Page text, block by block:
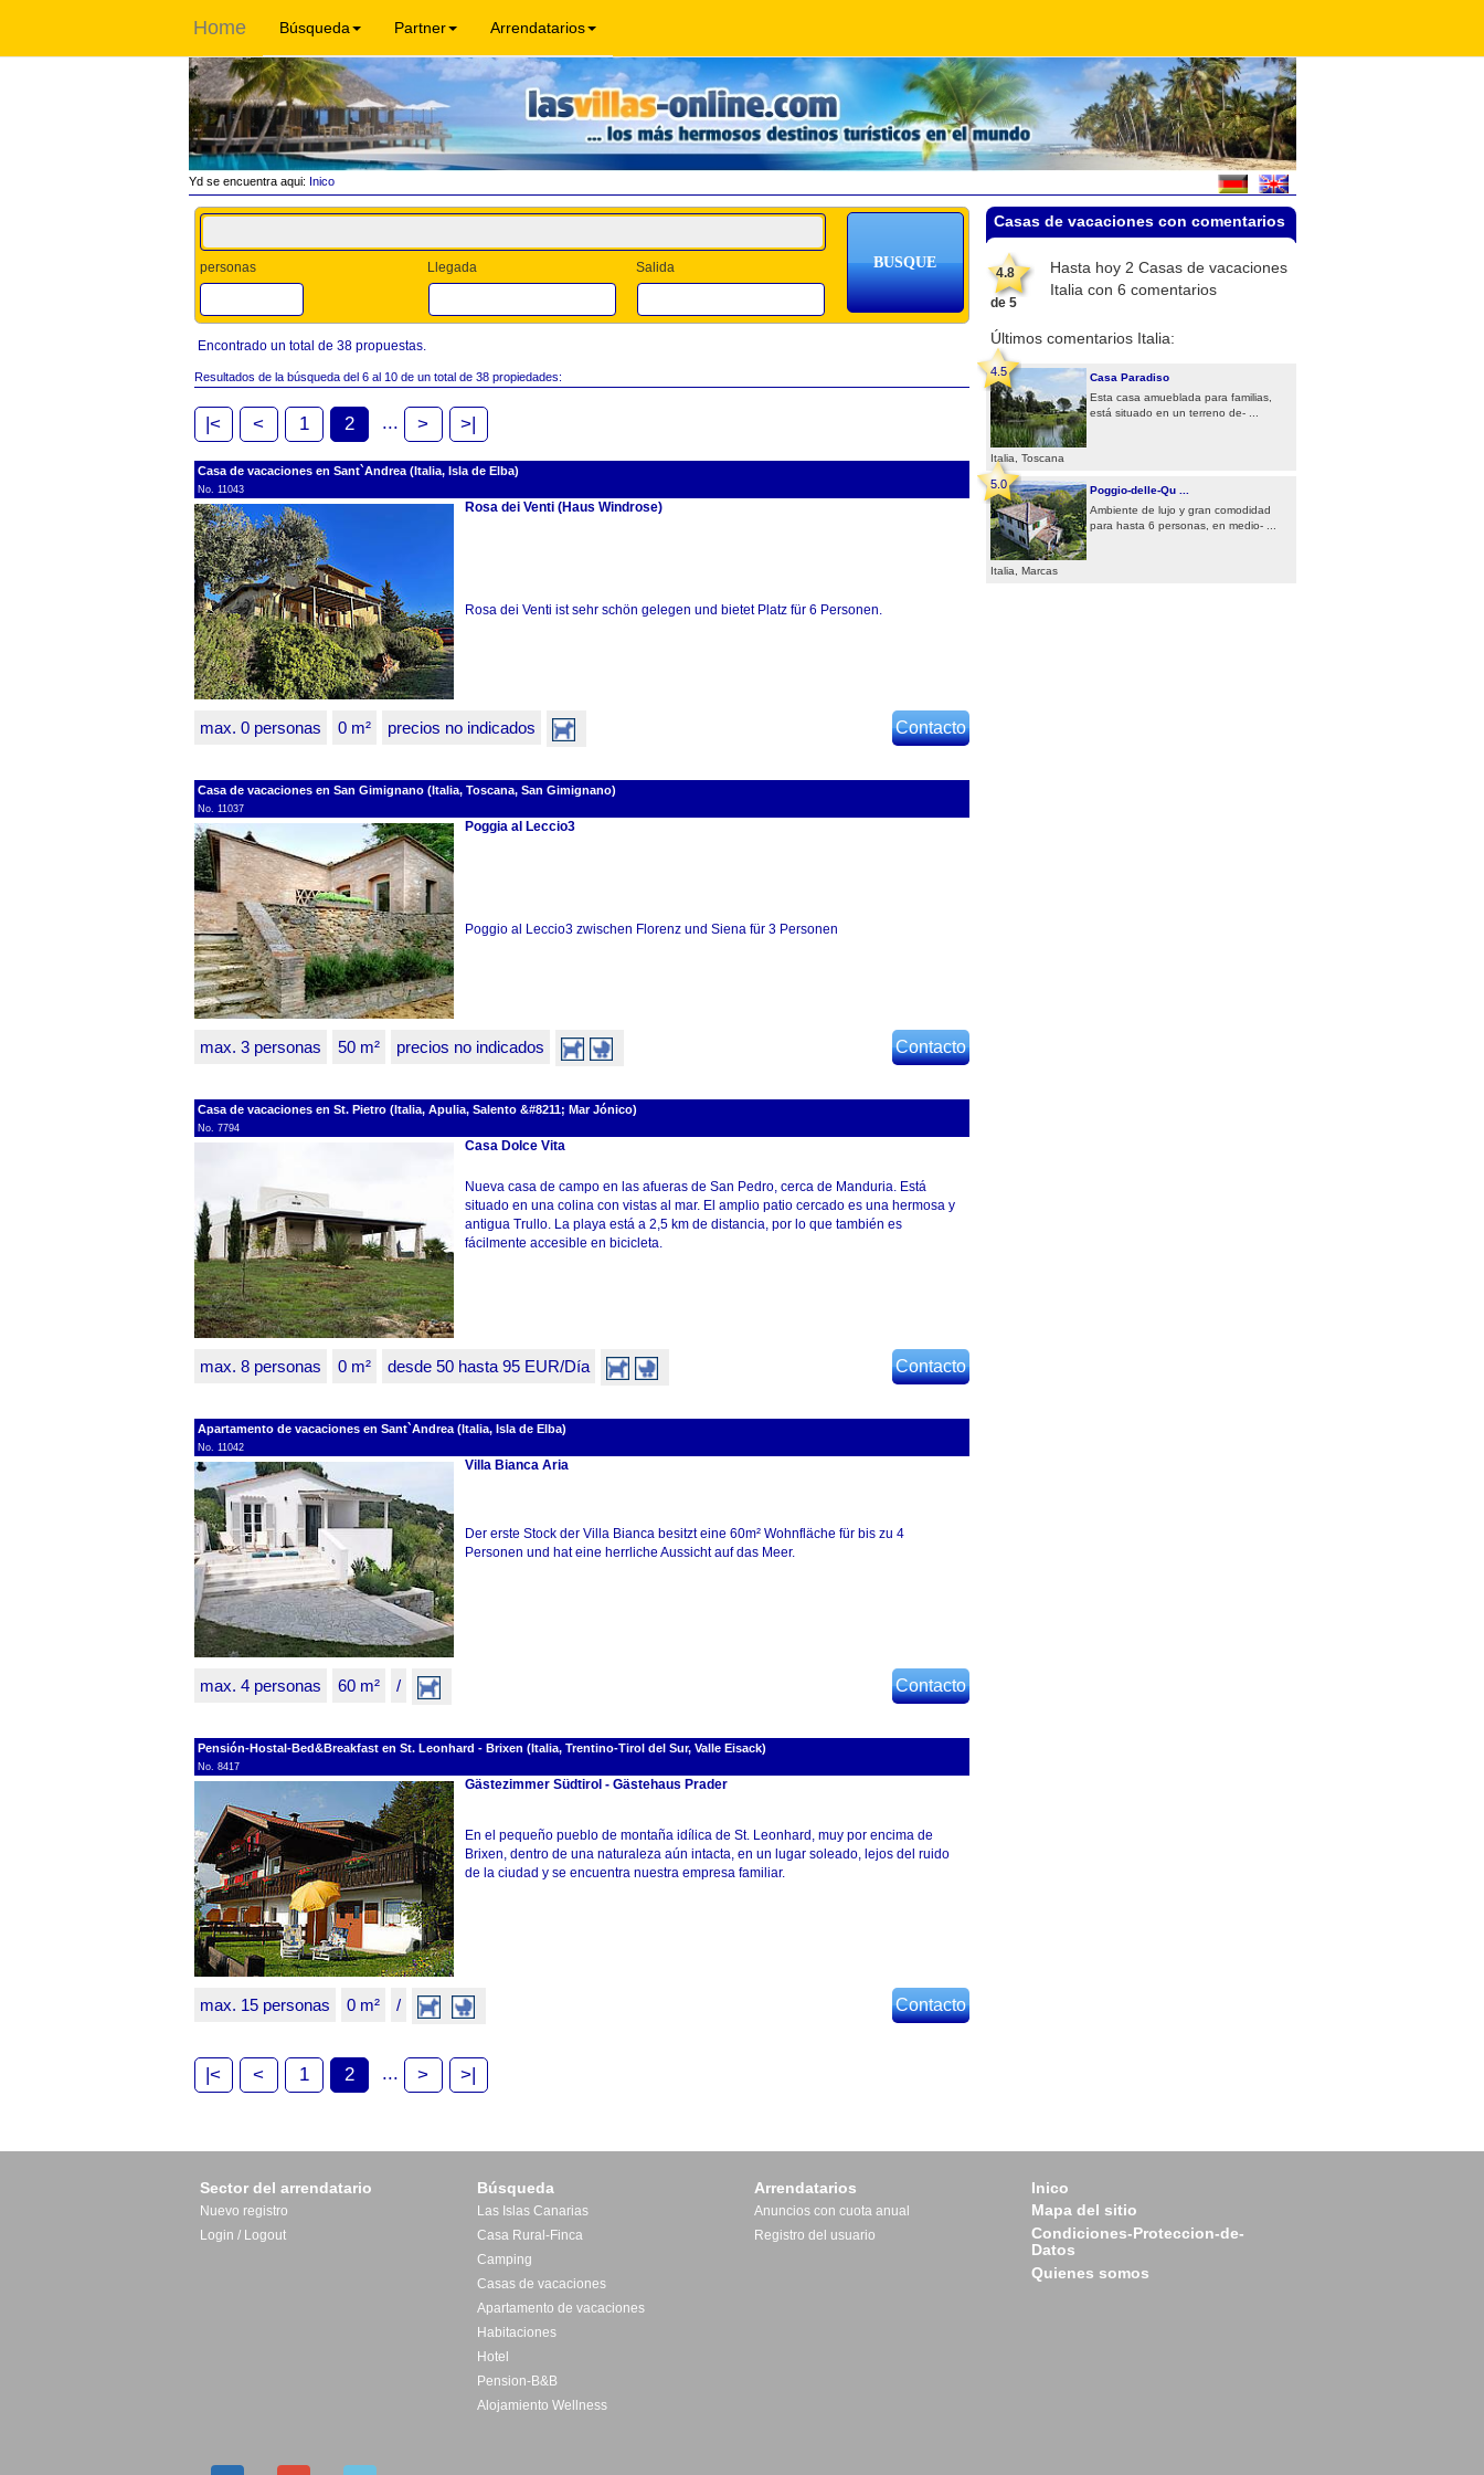
Home Búsqueda Partner Arrendatarios
Yd se encuentra aqui: Inico
personas Llegada Salida
Encontrado un total de 38 propuestas.
Resultados de la búsqueda del 6 al 10 de un total de 38 propiedades:
|< < 1 2 ... > >|
Casa de vacaciones en Sant`Andrea (Italia, Isla de Elba)
No. 11043
Rosa dei Venti (Haus Windrose)
Rosa dei Venti ist sehr schön gelegen und bietet Platz für 6 Personen.
max. 0 personas 0 m² precios no indicados Contacto
Casa de vacaciones en San Gimignano (Italia, Toscana, San Gimignano)
No. 11037
Poggia al Leccio3
Poggio al Leccio3 zwischen Florenz und Siena für 3 Personen
max. 3 personas 50 m² precios no indicados Contacto
Casa de vacaciones en St. Pietro (Italia, Apulia, Salento &#8211; Mar Jónico)
No. 7794
Casa Dolce Vita
Nueva casa de campo en las afueras de San Pedro, cerca de Manduria. Está
situado en una colina con vistas al mar. El amplio patio cercado es una hermosa y
antigua Trullo. La playa está a 2,5 km de distancia, por lo que también es
fácilmente accesible en bicicleta.
max. 8 personas 0 m² desde 50 hasta 95 EUR/Día Contacto
Apartamento de vacaciones en Sant`Andrea (Italia, Isla de Elba)
No. 11042
Villa Bianca Aria
Der erste Stock der Villa Bianca besitzt eine 60m² Wohnfläche für bis zu 4
Personen und hat eine herrliche Aussicht auf das Meer.
max. 4 personas 60 m² / Contacto
Pensión-Hostal-Bed&Breakfast en St. Leonhard - Brixen (Italia, Trentino-Tirol del Sur, Valle Eisack)
No. 8417
Gästezimmer Südtirol - Gästehaus Prader
En el pequeño pueblo de montaña idílica de St. Leonhard, muy por encima de
Brixen, dentro de una naturaleza aún intacta, en un lugar soleado, lejos del ruido
de la ciudad y se encuentra nuestra empresa familiar.
max. 15 personas 0 m² / Contacto
|< < 1 2 ... > >|
Casas de vacaciones con comentarios
4.8
de 5
Hasta hoy 2 Casas de vacaciones
Italia con 6 comentarios
Últimos comentarios Italia:
Casa Paradiso
Esta casa amueblada para familias,
está situado en un terreno de- ...
Italia, Toscana
4.5
Poggio-delle-Qu ...
Ambiente de lujo y gran comodidad
para hasta 6 personas, en medio- ...
Italia, Marcas
5.0
Sector del arrendatario
Nuevo registro
Login / Logout
Búsqueda
Las Islas Canarias
Casa Rural-Finca
Camping
Casas de vacaciones
Apartamento de vacaciones
Habitaciones
Hotel
Pension-B&B
Alojamiento Wellness
Arrendatarios
Anuncios con cuota anual
Registro del usuario
Inico
Mapa del sitio
Condiciones-Proteccion-de-
Datos
Quienes somos